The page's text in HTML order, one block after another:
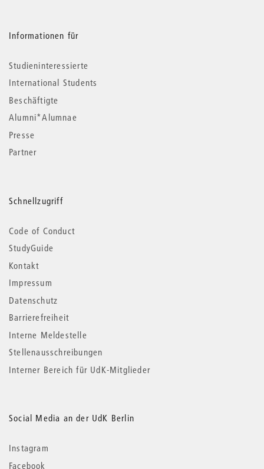
Informationen für
Studieninteressierte
International Students
Beschäftigte
Alumni*Alumnae
Presse
Partner
Schnellzugriff
Code of Conduct
StudyGuide
Kontakt
Impressum
Datenschutz
Barrierefreiheit
Interne Meldestelle
Stellenausschreibungen
Interner Bereich für UdK-Mitglieder
Social Media an der UdK Berlin
Instagram
Facebook